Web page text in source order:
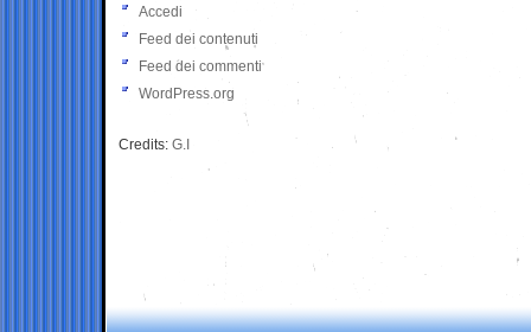
Accedi
Feed dei contenuti
Feed dei commenti
WordPress.org
Credits: G.I